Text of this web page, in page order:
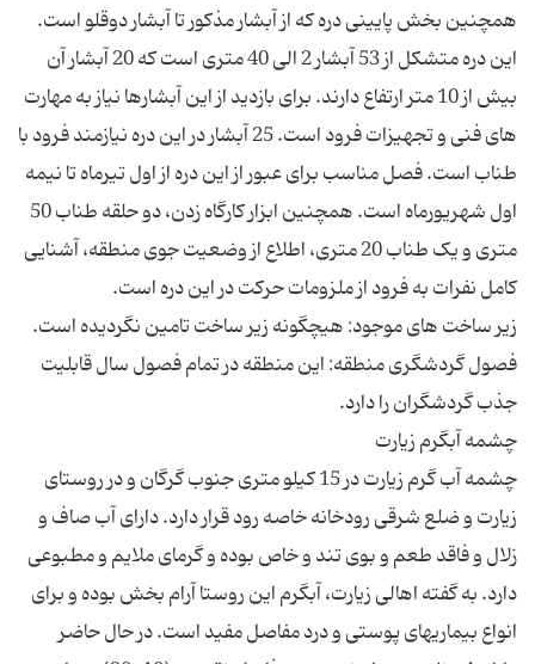
این دره متشکل از 53 آبشار 2 الی 40 متری است كه 20 آبشار آن
بیش از 10 متر ارتفاع دارند. برای بازدید از این آبشارها نیاز به مهارت
های فنی و تجهیزات فرود است. 25 آبشار در این دره نیازمند فرود با
طناب است. فصل مناسب برای عبور از این دره از اول تیرماه تا نیمه
اول شهریورماه است. همچنین ابزار کارگاه زدن، دو حلقه طناب 50
متری و یک طناب 20 متری، اطلاع از وضعیت جوی منطقه، آشنایی
فصول گردشگری منطقه: این منطقه در تمام فصول سال قابلیت
چشمه آب گرم زیارت در 15 كیلو متری جنوب گرگان و در روستای
زیارت و ضلع شرقی رودخانه خاصه رود قرار دارد. دارای آب صاف و
زلال و فاقد طعم و بوی تند و خاص بوده و گرمای ملایم و مطبوعی
دارد. به گفته اهالی زیارت، آبگرم این روستا آرام بخش بوده و برای
انواع بیماریهای پوستی و درد مفاصل مفید است. در حال حاضر